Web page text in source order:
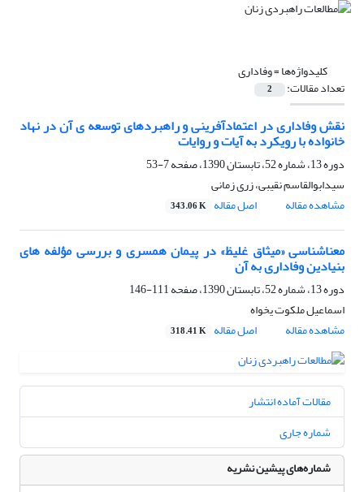
کلیدواژه‌ها =وفاداری
تعداد مقالات: 2
نقش وفاداری در اعتمادآفرینی و راهبردهای توسعه ی آن در نهاد
خانواده با رویکرد به آیات و روایات
دوره 13، شماره 52، تابستان 1390، صفحه
7-53
سیدابوالقاسم نقیبی، زری زمانی
مشاهده مقاله
اصل مقاله 343.06 K
معناشناسی «میثاق غلیظ» در پیمان همسری و بررسی مؤلفه های
بنیادین وفاداری به آن
دوره 13، شماره 52، تابستان 1390، صفحه
111-146
اسماعیل ملکوت یخواه
مشاهده مقاله
اصل مقاله 318.41 K
مقالات آماده انتشار
شماره جاری
شماره‌های پیشین نشریه